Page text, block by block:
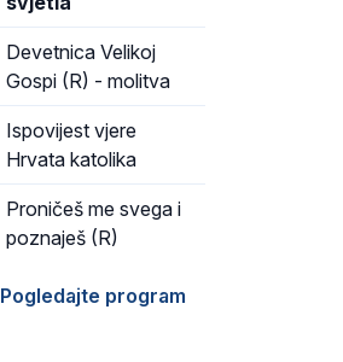
Devetnica Velikoj
Gospi (R) - molitva
Ispovijest vjere
Hrvata katolika
Proničeš me svega i
poznaješ (R)
Pogledajte program